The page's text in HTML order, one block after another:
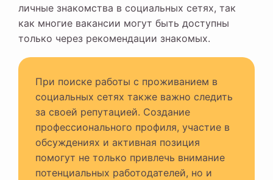
личные знакомства в социальных сетях, так
как многие вакансии могут быть доступны
только через рекомендации знакомых.
При поиске работы с проживанием в
социальных сетях также важно следить
за своей репутацией. Создание
профессионального профиля, участие в
обсуждениях и активная позиция
помогут не только привлечь внимание
потенциальных работодателей, но и